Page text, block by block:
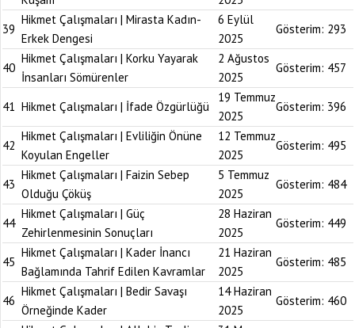
39
Hikmet Çalışmaları | Mirasta Kadın-
Erkek Dengesi
6 Eylül
2025
Gösterim: 293
40
Hikmet Çalışmaları | Korku Yayarak
İnsanları Sömürenler
2 Ağustos
2025
Gösterim: 457
41 Hikmet Çalışmaları | İfade Özgürlüğü
19 Temmuz
2025
Gösterim: 396
42
Hikmet Çalışmaları | Evliliğin Önüne
Koyulan Engeller
12 Temmuz
2025
Gösterim: 495
43
Hikmet Çalışmaları | Faizin Sebep
Olduğu Çöküş
5 Temmuz
2025
Gösterim: 484
44
Hikmet Çalışmaları | Güç
Zehirlenmesinin Sonuçları
28 Haziran
2025
Gösterim: 449
45
Hikmet Çalışmaları | Kader İnancı
Bağlamında Tahrif Edilen Kavramlar
21 Haziran
2025
Gösterim: 485
46
Hikmet Çalışmaları | Bedir Savaşı
Örneğinde Kader
14 Haziran
2025
Gösterim: 460